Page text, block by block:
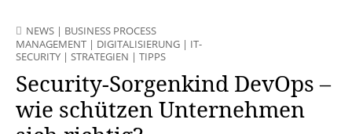
NEWS | BUSINESS PROCESS
MANAGEMENT | DIGITALISIERUNG | IT-
SECURITY | STRATEGIEN | TIPPS
Security-Sorgenkind DevOps –
wie schützen Unternehmen